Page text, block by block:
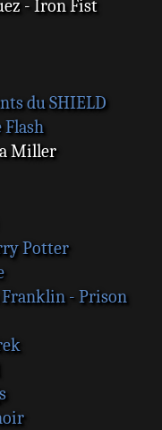
- Iron Fist
du SHIELD
Miller
Potter
Franklin - Prison